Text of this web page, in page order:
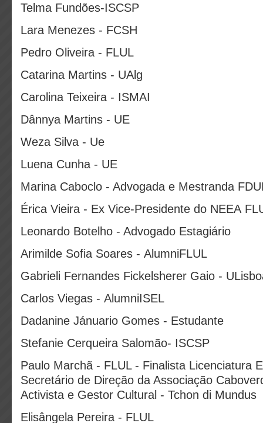
Telma Fundões-ISCSP
Lara Menezes - FCSH
Pedro Oliveira - FLUL
Catarina Martins - UAlg
Carolina Teixeira - ISMAI
Dânnya Martins - UE
Weza Silva - Ue
Luena Cunha - UE
Marina Caboclo - Advogada e Mestranda
Érica Vieira - Ex Vice-Presidente do NEEA
Leonardo Botelho - Advogado Estagiário
Arimilde Sofia Soares - AlumniFLUL
Gabrieli Fernandes Fickelsherer Gaio -
Carlos Viegas - AlumniISEL
Dadanine Jánuario Gomes - Estudante
Stefanie Cerqueira Salomão- ISCSP
Paulo Marchã - FLUL - Finalista Licenciatura
Secretário de Direção da Associação
Activista e Gestor Cultural - Tchon di Mundus
Elisângela Pereira - FLUL